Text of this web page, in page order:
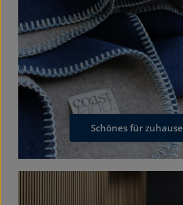
Schönes für zuhause